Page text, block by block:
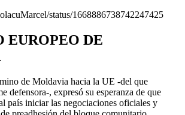
status/1668886738742247425
EUROPEO DE
de Moldavia hacia la UE -del que
defensora-, expresó su esperanza de que
país iniciar las negociaciones oficiales y